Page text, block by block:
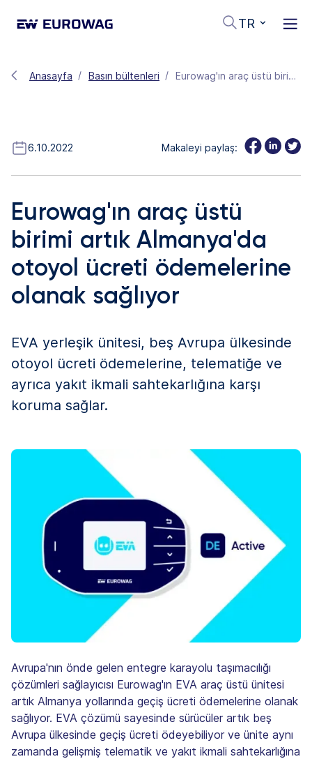
TR
Anasayfa Basın bültenleri Eurowag'ın araç üstü birimi artık Almanya'da otoyol ücreti ödemelerine olanak sağlıyor
6.10.2022 Makaleyi paylaş:
Eurowag'ın araç üstü
birimi artık Almanya'da
otoyol ücreti ödemelerine
olanak sağlıyor
EVA yerleşik ünitesi, beş Avrupa ülkesinde
otoyol ücreti ödemelerine, telematiğe ve
ayrıca yakıt ikmali sahtekarlığına karşı
koruma sağlar.
Avrupa'nın önde gelen entegre karayolu taşımacılığı
çözümleri sağlayıcısı Eurowag'ın EVA araç üstü ünitesi
artık Almanya yollarında geçiş ücreti ödemelerine olanak
sağlıyor. EVA çözümü sayesinde sürücüler artık beş
Avrupa ülkesinde geçiş ücreti ödeyebiliyor ve ünite aynı
zamanda gelişmiş telematik ve yakıt ikmali sahtekarlığına